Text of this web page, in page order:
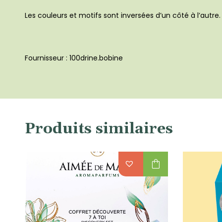
Les couleurs et motifs sont inversées d’un côté à l’autre.
Fournisseur : 100drine.bobine
Produits similaires
shopping_bag